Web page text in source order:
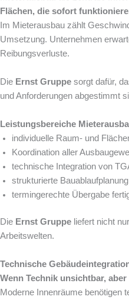
Flächen, die sofort
Im Mieterausbau zählt
Umsetzung. Unternehmen
Reibungsverluste.
Die Ernst Gruppe sorgt dafür,
und Anforderungen abgestimmt
Leistungsbereiche
individuelle Raum- und
Koordination aller
technische Integration von
strukturierte Bauablaufplanung
termingerechte Übergabe
Die Ernst Gruppe liefert nicht nur
Arbeitswelten.
Technische
Wenn Technik unsichtbar,
Moderne Innenräume benötigen